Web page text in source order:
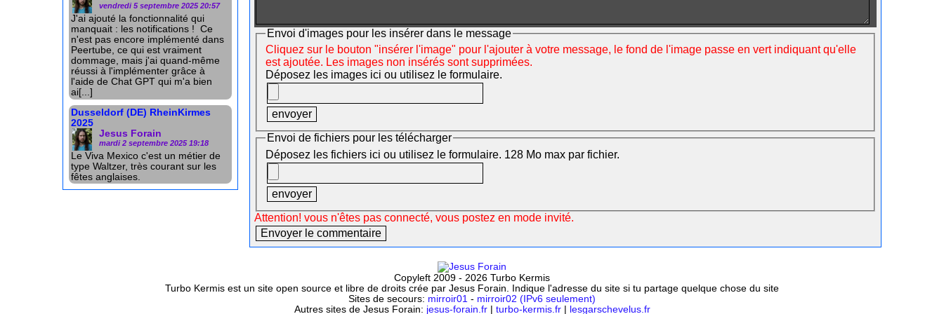
vendredi 5 septembre 2025 20:57
J'ai ajouté la fonctionnalité qui
manquait : les notifications ! Ce
n'est pas encore implémenté dans
Peertube, ce qui est vraiment
dommage, mais j'ai quand-même
réussi à l'implémenter grâce à
l'aide de Chat GPT qui m'a bien
ai[...]
Dusseldorf (DE) RheinKirmes
2025
Jesus Forain
mardi 2 septembre 2025 19:18
Le Viva Mexico c'est un métier de
type Waltzer, très courant sur les
fêtes anglaises.
Envoi d'images pour les insérer dans le message
Cliquez sur le bouton "insérer l'image" pour l'ajouter à votre message, le fond de l'image passe en vert indiquant qu'elle
est ajoutée. Les images non insérés sont supprimées.
Déposez les images ici ou utilisez le formulaire.
Envoi de fichiers pour les télécharger
Déposez les fichiers ici ou utilisez le formulaire. 128 Mo max par fichier.
Attention! vous n'êtes pas connecté, vous postez en mode invité.
Copyleft 2009 - 2026 Turbo Kermis
Turbo Kermis est un site open source et libre de droits crée par Jesus Forain. Indique l'adresse du site si tu partage quelque chose du site
Sites de secours: mirroir01 - mirroir02 (IPv6 seulement)
Autres sites de Jesus Forain: jesus-forain.fr| turbo-kermis.fr| lesgarschevelus.fr